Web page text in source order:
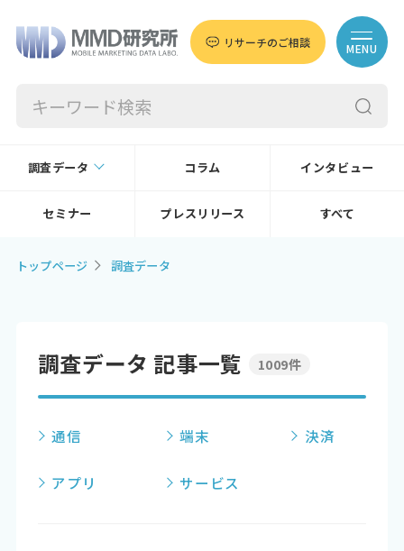
リサーチのご相談 MENU
調査データ コラム インタビュー
セミナー プレスリリース すべて
トップページ 調査データ
調査データ 記事一覧 1009件
通信 端末 決済
アプリ サービス